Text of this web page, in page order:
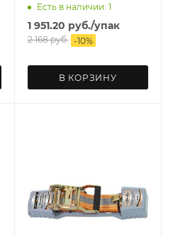
Есть в наличии: 1
1 951.20 руб./упак
2 168руб. -10%
В КОРЗИНУ